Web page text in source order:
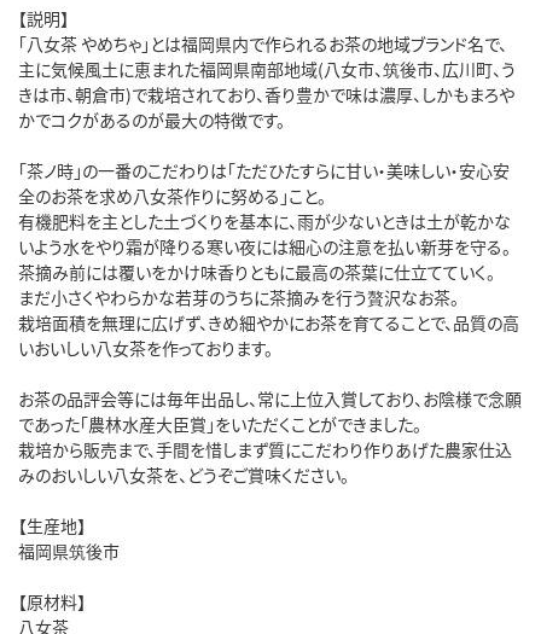
【説明】
「八女茶 やめちゃ」とは福岡県内で作られるお茶の地域ブランド名で、
主に気候風土に恵まれた福岡県南部地域(八女市、筑後市、広川町、う
きは市、朝倉市)で栽培されており、香り豊かで味は濃厚、しかもまろや
かでコクがあるのが最大の特徴です。
「茶ノ時」の一番のこだわりは「ただひたすらに甘い・美味しい・安心安
全のお茶を求め八女茶作りに努める」こと。
有機肥料を主とした土づくりを基本に、雨が少ないときは土が乾かな
いよう水をやり霜が降りる寒い夜には細心の注意を払い新芽を守る。
茶摘み前には覆いをかけ味香りともに最高の茶葉に仕立てていく。
まだ小さくやわらかな若芽のうちに茶摘みを行う贅沢なお茶。
栽培面積を無理に広げず、きめ細やかにお茶を育てることで、品質の高
いおいしい八女茶を作っております。
お茶の品評会等には毎年出品し、常に上位入賞しており、お陰様で念願
であった「農林水産大臣賞」をいただくことができました。
栽培から販売まで、手間を惜しまず質にこだわり作りあげた農家仕込
みのおいしい八女茶を、どうぞご賞味ください。
【生産地】
福岡県筑後市
【原材料】
八女茶